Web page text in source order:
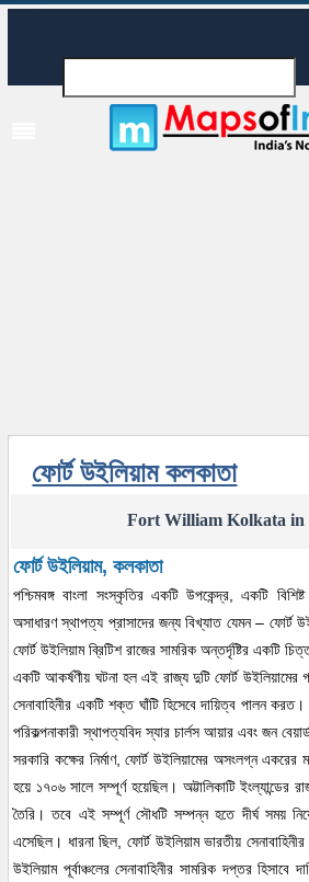
ফোর্ট উইলিয়াম কলকাতা
Fort William Kolkata in
ফোর্ট উইলিয়াম, কলকাতা
পশ্চিমবঙ্গ বাংলা সংস্কৃতির একটি উপকেন্দ্র, একটি
অসাধারণ স্থাপত্য প্রাসাদের জন্য বিখ্যাত যেমন – ফোর্ট
ফোর্ট উইলিয়াম ব্রিটিশ রাজের সামরিক অন্তর্দৃষ্টির একটি
একটি আকর্ষণীয় ঘটনা হল এই রাজ্য দুটি ফোর্ট উইলিয়ামের
সেনাবাহিনীর একটি শক্ত ঘাঁটি হিসেবে দায়িত্ব পালন
পরিকল্পনাকারী স্থাপত্যবিদ স্যার চার্লস আয়ার এবং জন
সরকারি কক্ষের নির্মাণ, ফোর্ট উইলিয়ামের অসংলগ্ন
হয়ে ১৭০৬ সালে সম্পূর্ণ হয়েছিল। অট্টালিকাটি ইংল্যান্ডের
তৈরি। তবে এই সম্পূর্ণ সৌধটি সম্পন্ন হতে দীর্ঘ সময়
এসেছিল। ধারনা ছিল, ফোর্ট উইলিয়াম ভারতীয়
উইলিয়াম পূর্বাঞ্চলের সেনাবাহিনীর সামরিক দপ্তর